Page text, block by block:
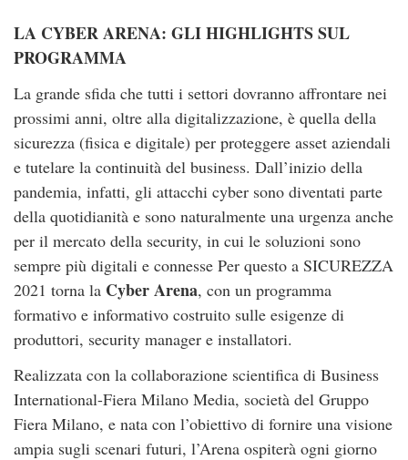
LA CYBER ARENA: GLI HIGHLIGHTS SUL
PROGRAMMA
La grande sfida che tutti i settori dovranno affrontare nei
prossimi anni, oltre alla digitalizzazione, è quella della
sicurezza (fisica e digitale) per proteggere asset aziendali
e tutelare la continuità del business. Dall’inizio della
pandemia, infatti, gli attacchi cyber sono diventati parte
della quotidianità e sono naturalmente una urgenza anche
per il mercato della security, in cui le soluzioni sono
sempre più digitali e connesse Per questo a SICUREZZA
2021 torna la Cyber Arena, con un programma
formativo e informativo costruito sulle esigenze di
produttori, security manager e installatori.
Realizzata con la collaborazione scientifica di Business
International-Fiera Milano Media, società del Gruppo
Fiera Milano, e nata con l’obiettivo di fornire una visione
ampia sugli scenari futuri, l’Arena ospiterà ogni giorno